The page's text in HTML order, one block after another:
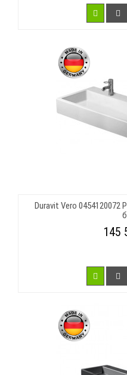
Duravit Vero 0454120072
145